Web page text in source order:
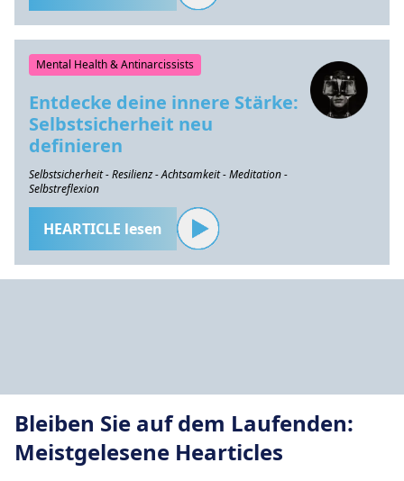
Mental Health & Antinarcissists
Entdecke deine innere Stärke:
Selbstsicherheit neu
definieren
Selbstsicherheit - Resilienz - Achtsamkeit - Meditation -
Selbstreflexion
HEARTICLE lesen
Bleiben Sie auf dem Laufenden:
Meistgelesene Hearticles